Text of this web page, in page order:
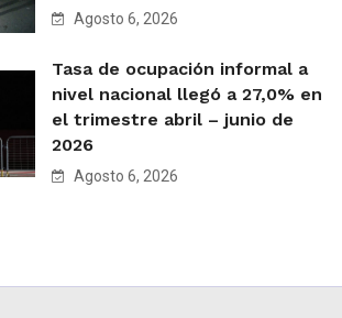
Agosto 6, 2026
Tasa de ocupación informal a
nivel nacional llegó a 27,0% en
el trimestre abril – junio de
2026
Agosto 6, 2026